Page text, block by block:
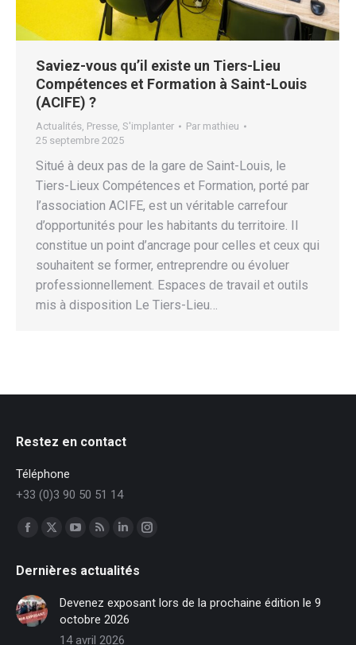
Saviez-vous qu’il existe un Tiers-Lieu
Compétences et Formation à Saint-Louis
(ACIFE) ?
Actualités Presse S'implanter Par mathieu
25 septembre 2025
Situé à deux pas de la gare de Saint-Louis, le
Tiers-Lieux Compétences et Formation, porté par
l’association ACIFE, est un véritable carrefour
d’opportunités pour les habitants du territoire. Il
constitue un point d’ancrage pour celles et ceux qui
souhaitent se former, entreprendre ou évoluer
professionnellement. Espaces de travail et outils
mis à disposition Le Tiers-Lieu…
Restez en contact
Téléphone
+33 (0)3 90 50 51 14
Trouvez nous sur :
Facebook
opens
in
new
window
X
opens
new
window
YouTube
opens
in
new
window
RSS
opens
in
new
window
LinkedIn
opens
in
new
window
Instagram
in
Dernières actualités
Devenez exposant lors de la prochaine édition le 9
octobre 2026
14 avril 2026